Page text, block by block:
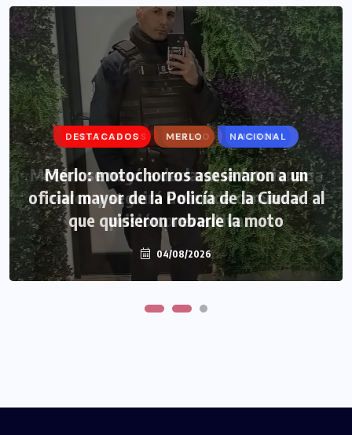
DESTACADOS MERLO NACIONAL
Merlo: motochorros asesinaron a un
oficial mayor de la Policía de la Ciudad al
que quisieron robarle la moto
04/08/2026
DESTACADOS MERLO MORÓN
Morón: se negó a declarar la funcionaria
narco y seguirá detenida camino a
prisión preventiva
04/08/2026